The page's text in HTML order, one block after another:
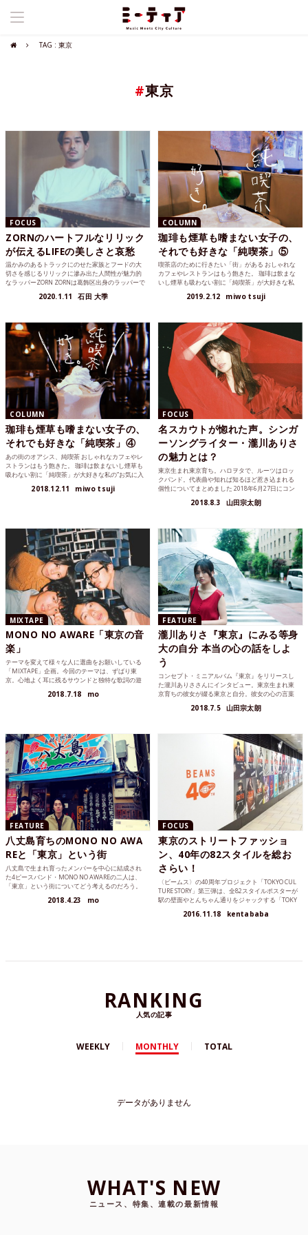
TAG : 東京
#東京
FOCUS
ZORNのハートフルなリリック
が伝えるLIFEの美しさと哀愁
温かみのあるトラックにのせた家族とフードの大
切さを感じるリリックに滲み出た人間性が魅力的
なラッパーZORN ZORNは葛飾区出身のラッパーで
2020.1.11 石田 大季
COLUMN
珈琲も煙草も嗜まない女子の、
それでも好きな「純喫茶」⑤
喫茶店のために行きたい「街」がある おしゃれな
カフェやレストランはもう飽きた。 珈琲は飲まな
いし煙草も吸わない割に「純喫茶」が大好きな私
2019.2.12 miwo tsuji
COLUMN
珈琲も煙草も嗜まない女子の、
それでも好きな「純喫茶」④
あの街のオアシス、純喫茶 おしゃれなカフェやレ
ストランはもう飽きた。 珈琲は飲まないし煙草も
吸わない割に「純喫茶」が大好きな私の”お気に入
2018.12.11 miwo tsuji
FOCUS
名スカウトが惚れた声。シンガ
ーソングライター・瀧川ありさ
の魅力とは？
東京生まれ東京育ち。ハロヲタで、ルーツはロッ
クバンド。代表曲や知れば知るほど惹き込まれる
個性についてまとめました 2018年6月27日にコン
2018.8.3 山田宗太朗
MIXTAPE
MONO NO AWARE「東京の音
楽」
テーマを変えて様々な人に選曲をお願いしている
「MIXTAPE」企画。今回のテーマは、ずばり東
京。心地よく耳に残るサウンドと独特な歌詞の遊
AREの玉置周啓（Gt./Vo.）と加藤成順（Gt.）にと
2018.7.18 mo
FEATURE
瀧川ありさ『東京』にみる等身
大の自分 本当の心の話をしよ
う
コンセプト・ミニアルバム『東京』をリリースし
た瀧川ありささんにインタビュー。東京生まれ東
京育ちの彼女が綴る東京と自分。彼女の心の言葉
に耳を傾けてみましょう。
2018.7.5 山田宗太朗
FEATURE
八丈島育ちのMONO NO AWA
REと「東京」という街
八丈島で生まれ育ったメンバーを中心に結成され
た4ピースバンド・MONO NO AWAREの二人は、
「東京」という街についてどう考えるのだろう。
加藤成順（Gt.）の二人に「東京」と「故郷」につ
2018.4.23 mo
FOCUS
東京のストリートファッショ
ン、40年の82スタイルを総お
さらい！
〈ビームス〉の40周年プロジェクト「TOKYO CUL
TURE STORY」第三弾は、全82スタイルポスターが
駅の壁面やとんちゃん通りをジャックする「TOKY
でみれるのは11月20日（日）までです！
2016.11.18 kentababa
RANKING
人気の記事
WEEKLY MONTHLY TOTAL
データがありません
WHAT'S NEW
ニュース、特集、連載の最新情報